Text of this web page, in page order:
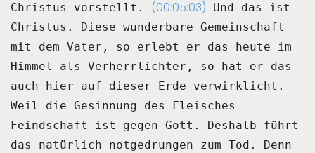
Christus vorstellt.
(00:05:03)
Und das ist
Christus.
Diese wunderbare Gemeinschaft
mit dem Vater, so erlebt er das heute im
Himmel als Verherrlichter,
so hat er das
auch hier auf dieser Erde verwirklicht.
Weil die Gesinnung des Fleisches
Feindschaft ist gegen Gott.
Deshalb führt
das natürlich notgedrungen zum Tod.
Denn